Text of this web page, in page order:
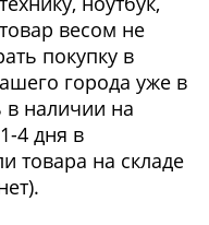
весом не
покупку в
города уже в
в наличии на
4 дня в
товара на складе